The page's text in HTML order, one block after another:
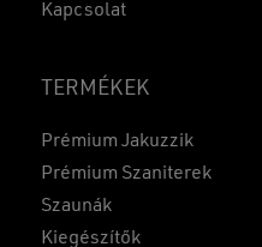
Kapcsolat
TERMÉKEK
Prémium Jakuzzik
Prémium Szaniterek
Szaunák
Kiegészítők